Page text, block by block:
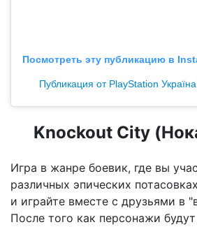
Посмотреть эту публикацию в
Публикация от PlayStation
Knockout City
Игра в жанре боевик, где вы
различных эпических
и играйте вместе с друзьями в
После того как персонажи